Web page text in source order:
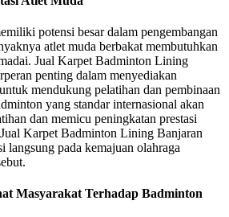
potensi besar dalam pengembangan
atlet muda berbakat membutuhkan
Jual Karpet Badminton Lining
penting dalam menyediakan
mendukung pelatihan dan pembinaan
yang standar internasional akan
dan memicu peningkatan prestasi
Karpet Badminton Lining Banjaran
langsung pada kemajuan olahraga
Masyarakat Terhadap Badminton